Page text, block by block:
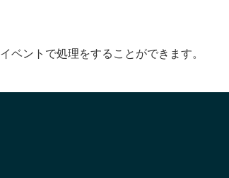
イベントで処理をすることができます。